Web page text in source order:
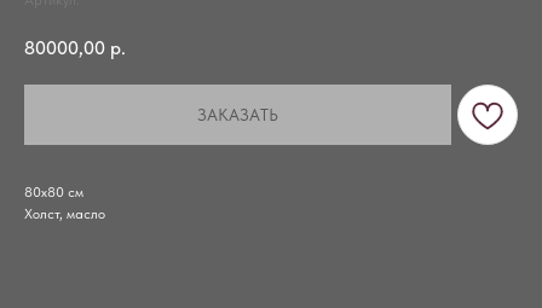
80000,00 р.
ЗАКАЗАТЬ
80х80 см
Холст, масло